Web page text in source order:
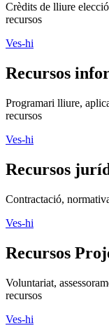
Crèdits de lliure
recursos
Ves-hi
Recursos
Programari lliure,
recursos
Ves-hi
Recursos
Contractació,
Ves-hi
Recursos
Voluntariat,
recursos
Ves-hi